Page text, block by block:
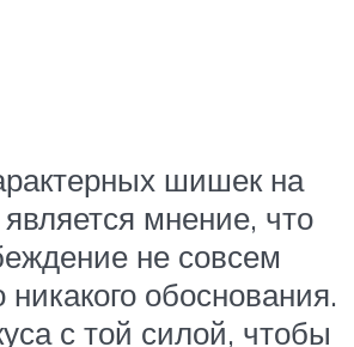
шишек на
мнение, что
не совсем
обоснования.
с той силой, чтобы